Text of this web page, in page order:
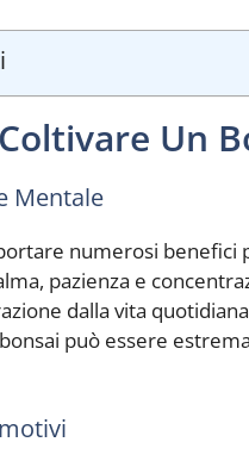
Un
Mentale
numerosi benefici
pazienza e
dalla vita
può essere